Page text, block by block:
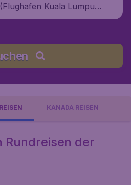
Kuala Lumpu
KANADA REISEN
Rundreisen der